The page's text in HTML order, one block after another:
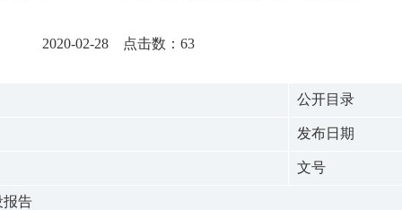
2020-02-28 点击数： 63
公开目录
发布日期
文号
报告